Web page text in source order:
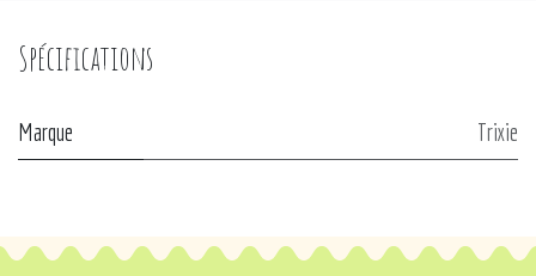
Spécifications
Marque Trixie